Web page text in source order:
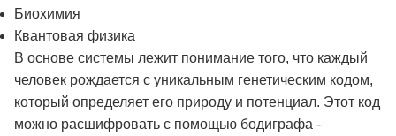
Биохимия
Квантовая физика
В основе системы лежит понимание того, что каждый
человек рождается с уникальным генетическим кодом,
который определяет его природу и потенциал. Этот код
можно расшифровать с помощью бодиграфа -